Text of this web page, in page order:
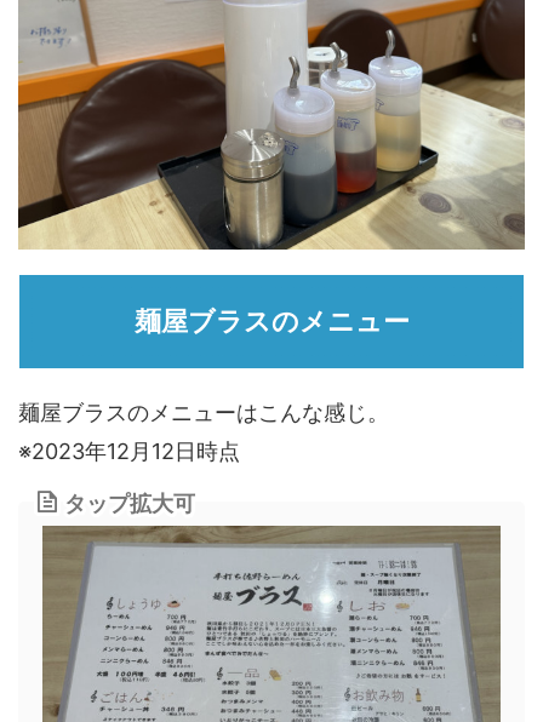
麺屋ブラスのメニュー
麺屋ブラスのメニューはこんな感じ。
※2023年12月12日時点
タップ拡大可